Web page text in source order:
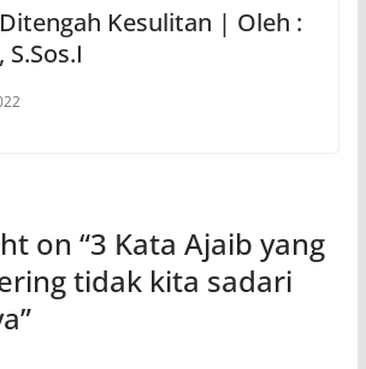
Kesulitan | Oleh :
on “3 Kata Ajaib yang
tidak kita sadari
”